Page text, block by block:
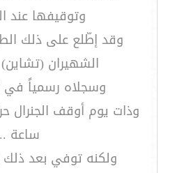
وتوقيفها عند
وقد إطّلع على ذلك
الشهيران (تشاين)
وسجلاه رسمياً في
وذات يوم أوقف الجنرال
ساعة ..
ولكنه توفي بعد ذلك